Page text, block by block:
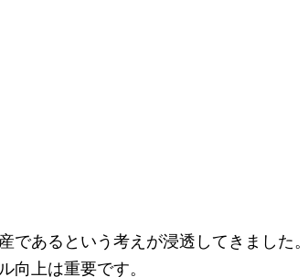
であるという考えが浸透してきました
上は重要です。